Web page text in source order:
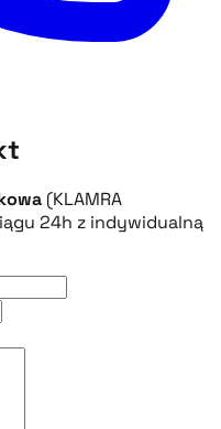
(KLAMRA
24h z indywidualną